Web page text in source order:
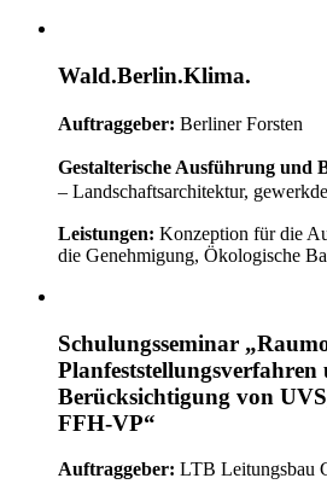
Wald.Berlin.Klima.
Auftraggeber: Berliner Forsten
Gestalterische Ausführung und
– Landschaftsarchitektur,
Leistungen: Konzeption für die
die Genehmigung, Ökologische
Schulungsseminar
Planfeststellungsverfahren
Berücksichtigung von
FFH-VP“
Auftraggeber: LTB Leitungsbau